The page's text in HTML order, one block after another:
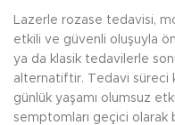
Lazerle rozase tedavisi,
etkili ve güvenli oluşuyla
ya da klasik tedavilerle
alternatiftir. Tedavi süreci
günlük yaşamı olumsuz
semptomları geçici olarak